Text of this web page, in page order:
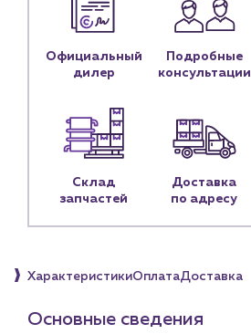
Личный кабинет
Наши партнёры
Чат-бот
+7 (918) 070-19-79
sales@profpotok.ru
Официальный
дилер
Подробные
консультации
Склад
запчастей
Доставка
по адресу
ХарактеристикиОплатаДоставка
Основные сведения